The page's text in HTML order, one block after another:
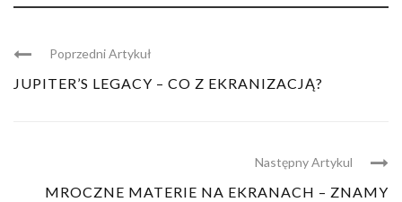
Poprzedni Artykuł
JUPITER’S LEGACY – CO Z EKRANIZACJĄ?
Następny Artykul
MROCZNE MATERIE NA EKRANACH – ZNAMY